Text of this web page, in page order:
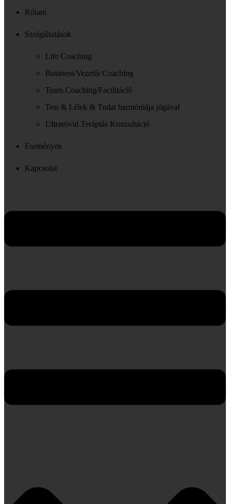
Rólam
Szolgáltatások
Life Coaching
Business/Vezetői Coaching
Team Coaching/Facilitáció
Test & Lélek & Tudat harmóniája jógával
Ultrarövid Terápiás Konzultáció
Események
Kapcsolat